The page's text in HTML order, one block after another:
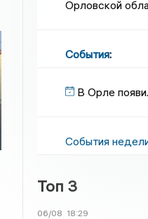
Орловской
События:
В Орле
События
Топ 3
06/08 18:29